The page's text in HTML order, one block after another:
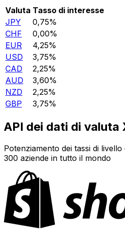
Valuta Tasso di interesse
JPY
0,75%
CHF
0,00%
EUR
4,25%
USD
3,75%
CAD
2,25%
AUD
3,60%
NZD
2,25%
GBP
3,75%
API dei dati di valuta
Potenziamento dei tassi di
300 aziende in tutto il mondo